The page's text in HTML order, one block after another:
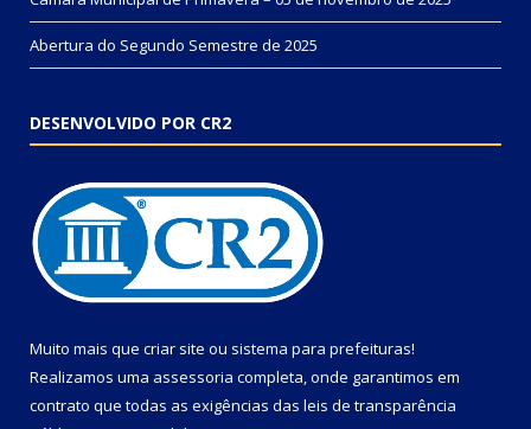
Abertura do Segundo Semestre de 2025
DESENVOLVIDO POR CR2
Muito mais que criar site ou sistema para prefeituras!
Realizamos uma assessoria completa, onde garantimos em
contrato que todas as exigências das leis de transparência